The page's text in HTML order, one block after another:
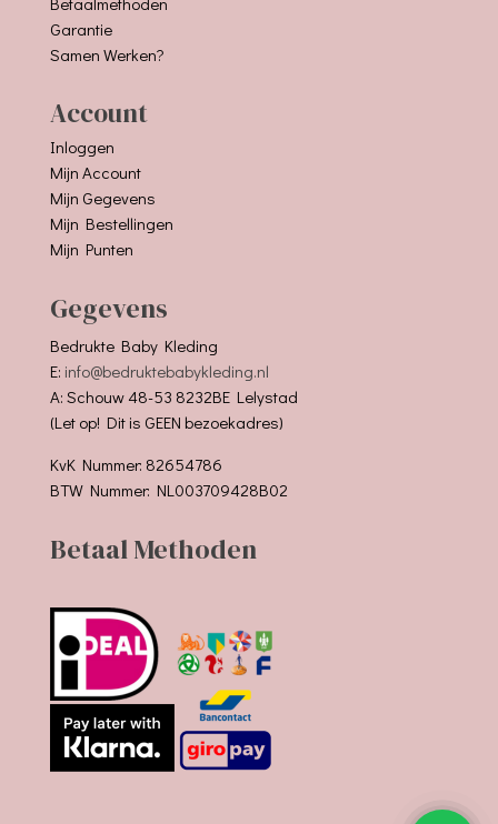
Garantie
Samen Werken?
Account
Inloggen
Mijn Account
Mijn Gegevens
Mijn Bestellingen
Mijn Punten
Gegevens
Bedrukte Baby Kleding
E: info@bedruktebabykleding.nl
A: Schouw 48-53 8232BE Lelystad
(Let op! Dit is GEEN bezoekadres)
KvK Nummer: 82654786
BTW Nummer: NL003709428B02
Betaal Methoden